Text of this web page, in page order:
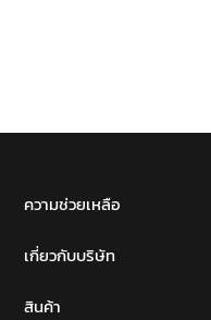
ความช่วยเหลือ
เกี่ยวกับบริษัท
สินค้า